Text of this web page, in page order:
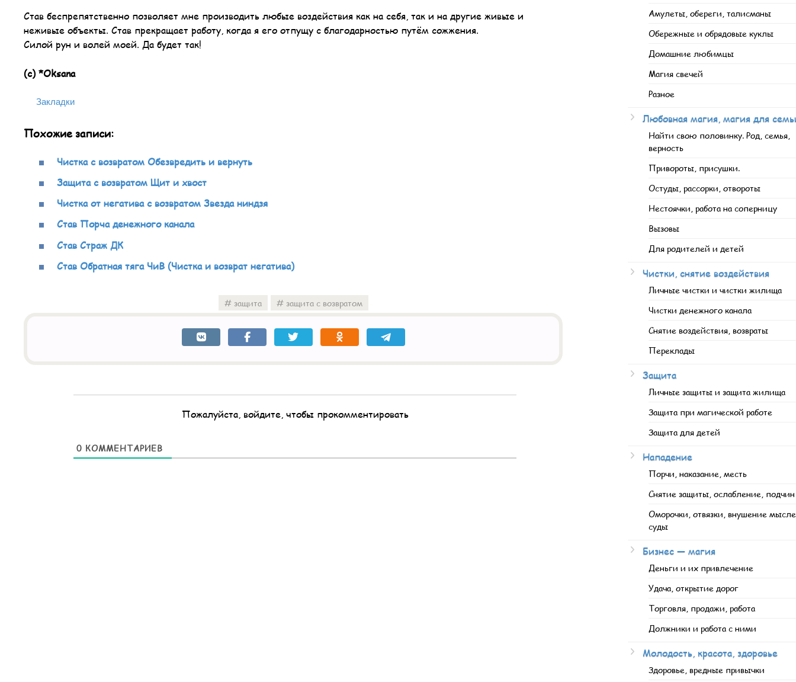
Став беспрепятственно позволяет мне производить любые воздействия как на себя, так и на другие живые и
неживые объекты. Став прекращает работу, когда я его отпущу с благодарностью путём сожжения.
Силой рун и волей моей. Да будет так!
(с) *Oksana
Закладки
Похожие записи:
Чистка с возвратом Обезвредить и вернуть
Защита с возвратом Щит и хвост
Чистка от негатива с возвратом Звезда ниндзя
Став Порча денежного канала
Став Страж ДК
Став Обратная тяга ЧиВ (Чистка и возврат негатива)
защита защита с возвратом
Пожалуйста, войдите, чтобы прокомментировать
0 КОММЕНТАРИЕВ
Амулеты, обереги, талисманы
Обережные и обрядовые куклы
Домашние любимцы
Магия свечей
Разное
Любовная магия, магия для
Найти свою половинку. Род, семья,
верность
Привороты, присушки.
Остуды, рассорки, отвороты
Нестоячки, работа на соперницу
Вызовы
Для родителей и детей
Чистки, снятие воздействия
Личные чистки и чистки жилища
Чистки денежного канала
Снятие воздействия, возвраты
Переклады
Защита
Личные защиты и защита жилища
Защита при магической работе
Защита для детей
Нападение
Порчи, наказание, месть
Снятие защиты, ослабление, подчин
Оморочки, отвязки, внушение
суды
Бизнес — магия
Деньги и их привлечение
Удача, открытие дорог
Торговля, продажи, работа
Должники и работа с ними
Молодость, красота, здоровье
Здоровье, вредные привычки